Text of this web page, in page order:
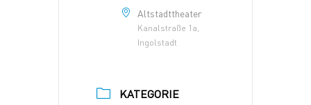
Altstadttheater
Kanalstraße 1a,
Ingolstadt
KATEGORIE